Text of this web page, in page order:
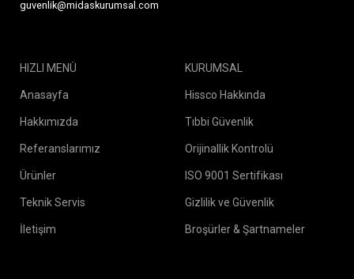
guvenlik@midaskurumsal.com
HIZLI MENÜ
Anasayfa
Hakkımızda
Referanslarımız
Ürünler
Teknik Servis
İletişim
KURUMSAL
Hissco Hakkında
Tıbbi Güvenlik
Orijinallik Kontrolü
ISO 9001 Sertifikası
Gizlilik ve Güvenlik
Broşürler & Şartnameler